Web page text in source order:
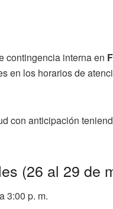
contingencia interna en
en los horarios de
con anticipación
(26 al 29 de
3:00 p. m.